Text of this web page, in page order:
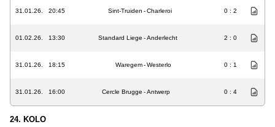
31.01.26. 20:45 Sint-Truiden -Charleroi 0 : 2
01.02.26. 13:30 Standard Liege -Anderlecht 2 : 0
31.01.26. 18:15 Waregem-Westerlo 0 : 1
31.01.26. 16:00 Cercle Brugge -Antwerp 0 : 4
24. KOLO